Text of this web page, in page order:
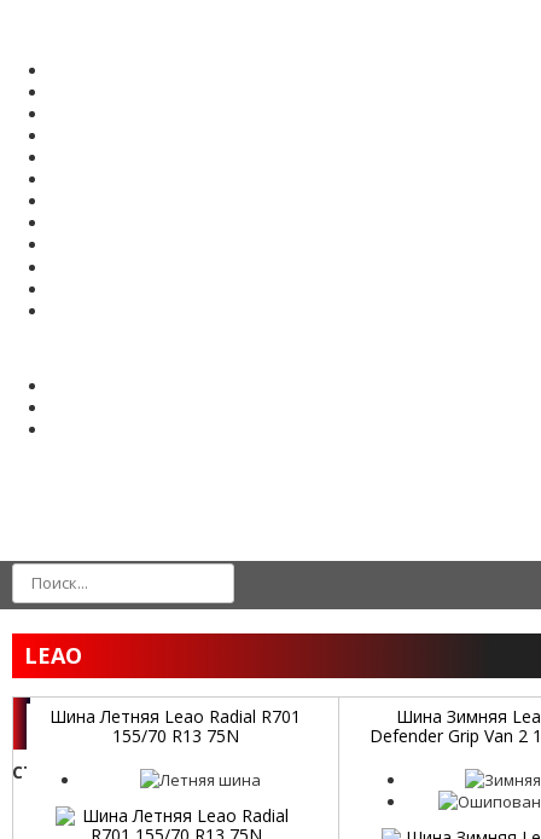
LEAO
ФИЛЬТР
СТОИМОСТЬ
Шина Летняя Leao Radial R701
155/70 R13 75N
Шина Зимняя
Defender Grip Van 2
104R